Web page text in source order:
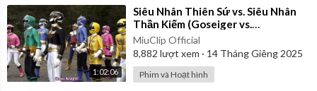
1:02:06
⁣Siêu Nhân Thiên Sứ vs. Siêu Nhân
Thần Kiếm (Goseiger vs.
Shinkenger) | Vietsub
MiuClip Official
8,882 lượt xem · 14 Tháng Giêng 2025
Phim và Hoạt hình